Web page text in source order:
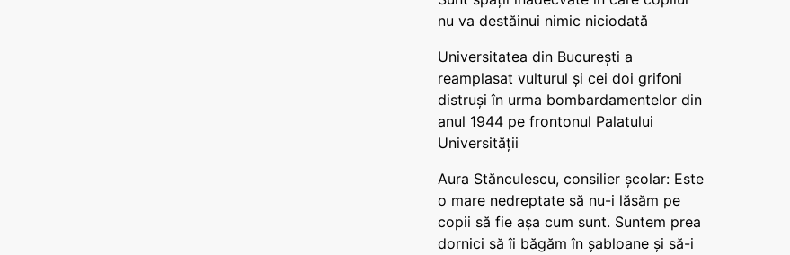
nu va destăinui nimic niciodată
Universitatea din București a
reamplasat vulturul și cei doi grifoni
distruși în urma bombardamentelor din
anul 1944 pe frontonul Palatului
Universității
Aura Stănculescu, consilier școlar: Este
o mare nedreptate să nu-i lăsăm pe
copii să fie așa cum sunt. Suntem prea
dornici să îi băgăm în șabloane și să-i